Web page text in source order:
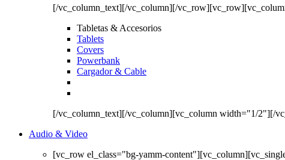
[/vc_column_text][/vc_column][/
Tabletas & Accesorios
Tablets
Covers
Powerbank
Cargador & Cable
[/vc_column_text][/vc_column][vc_column width="1/2"][/
Audio & Video
[vc_row el_class="bg-yamm-